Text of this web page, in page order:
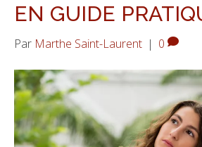
EN GUIDE
Par Marthe Saint-Laurent | 0